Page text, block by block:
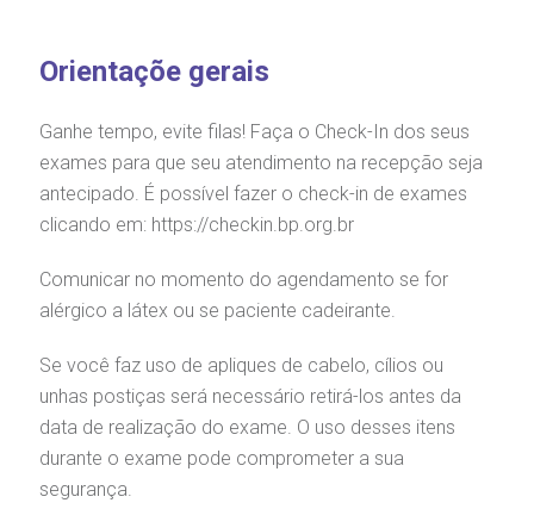
in antecipado
de exames
SAC
A BP conta com você para melhorar sempre a qualidade do
atendimento e dos serviços prestados.
A Ouvidoria e SAC são canais para você, cliente da BP, tirar
suas dúvidas, registrar suas reclamações ou fazer elogios
relacionados ao nosso atendimento e aos nossos serviços.
Hospital BP
do médico
de conduta
de atendimento
de Excelência em Neurologia e
Orientaçõe gerais
Ganhe tempo, evite filas! Faça o Check-In dos seus
exames para que seu atendimento na recepção seja
antecipado. É possível fazer o check-in de exames
clicando em: https://checkin.bp.org.br
Comunicar no momento do agendamento se for
alérgico a látex ou se paciente cadeirante.
Se você faz uso de apliques de cabelo, cílios ou
unhas postiças será necessário retirá-los antes da
data de realização do exame. O uso desses itens
durante o exame pode comprometer a sua
segurança.